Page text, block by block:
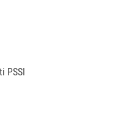
PSSI